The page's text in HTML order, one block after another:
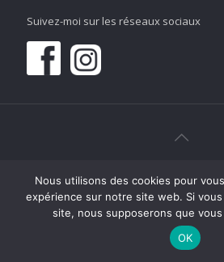
Suivez-moi sur les réseaux sociaux
Nous utilisons des cookies pour
expérience sur notre site web. Si
site, nous supposerons que
OK